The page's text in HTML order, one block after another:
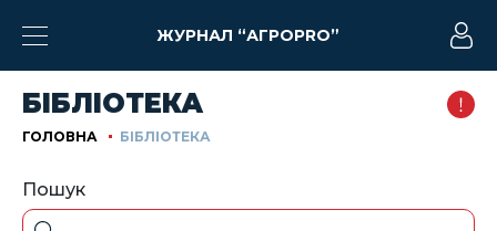
ЖУРНАЛ “АГРОPRO”
БІБЛІОТЕКА
ГОЛОВНА БІБЛІОТЕКА
Пошук